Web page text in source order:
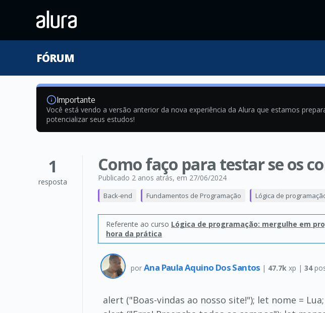
FÓRUM
Importante
Você está vendo a versão anterior da nova experiência da Alura que estamos
potencializar seus estudos!
1
resposta
Como faço para testar se os
Publicado 2 anos atrás, em 27/06/2024
Back-end Fundamentos de Programação Lógica de
Referente ao curso Lógica de programação: mergulhe em
hora da prática
por Ana Paula Aquino Dos Santos | 47.7k xp |34
alert ("Boas-vindas ao nosso site!"); let nome =